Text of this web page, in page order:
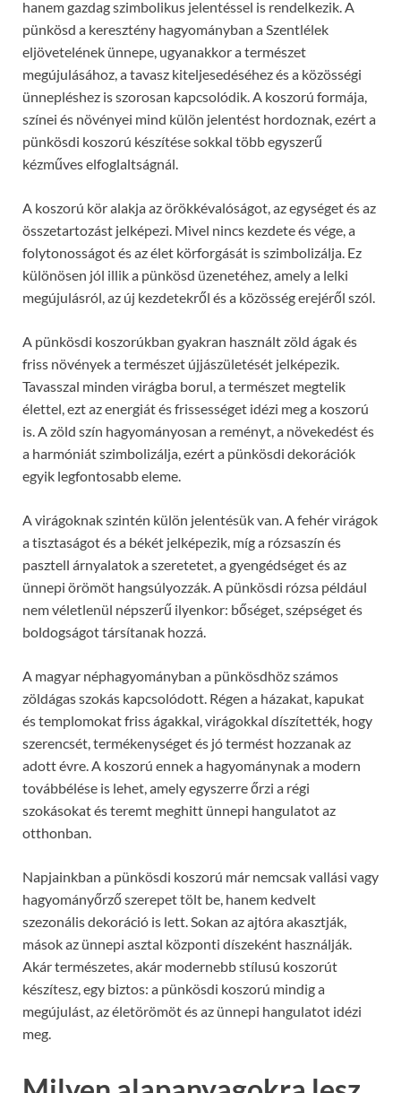
hanem gazdag szimbolikus jelentéssel is rendelkezik. A
pünkösd a keresztény hagyományban a Szentlélek
eljövetelének ünnepe, ugyanakkor a természet
megújulásához, a tavasz kiteljesedéséhez és a közösségi
ünnepléshez is szorosan kapcsolódik. A koszorú formája,
színei és növényei mind külön jelentést hordoznak, ezért a
pünkösdi koszorú készítése sokkal több egyszerű
kézműves elfoglaltságnál.
A koszorú kör alakja az örökkévalóságot, az egységet és az
összetartozást jelképezi. Mivel nincs kezdete és vége, a
folytonosságot és az élet körforgását is szimbolizálja. Ez
különösen jól illik a pünkösd üzenetéhez, amely a lelki
megújulásról, az új kezdetekről és a közösség erejéről szól.
A pünkösdi koszorúkban gyakran használt zöld ágak és
friss növények a természet újjászületését jelképezik.
Tavasszal minden virágba borul, a természet megtelik
élettel, ezt az energiát és frissességet idézi meg a koszorú
is. A zöld szín hagyományosan a reményt, a növekedést és
a harmóniát szimbolizálja, ezért a pünkösdi dekorációk
egyik legfontosabb eleme.
A virágoknak szintén külön jelentésük van. A fehér virágok
a tisztaságot és a békét jelképezik, míg a rózsaszín és
pasztell árnyalatok a szeretetet, a gyengédséget és az
ünnepi örömöt hangsúlyozzák. A pünkösdi rózsa például
nem véletlenül népszerű ilyenkor: bőséget, szépséget és
boldogságot társítanak hozzá.
A magyar néphagyományban a pünkösdhöz számos
zöldágas szokás kapcsolódott. Régen a házakat, kapukat
és templomokat friss ágakkal, virágokkal díszítették, hogy
szerencsét, termékenységet és jó termést hozzanak az
adott évre. A koszorú ennek a hagyománynak a modern
továbbélése is lehet, amely egyszerre őrzi a régi
szokásokat és teremt meghitt ünnepi hangulatot az
otthonban.
Napjainkban a pünkösdi koszorú már nemcsak vallási vagy
hagyományőrző szerepet tölt be, hanem kedvelt
szezonális dekoráció is lett. Sokan az ajtóra akasztják,
mások az ünnepi asztal központi díszeként használják.
Akár természetes, akár modernebb stílusú koszorút
készítesz, egy biztos: a pünkösdi koszorú mindig a
megújulást, az életörömöt és az ünnepi hangulatot idézi
meg.